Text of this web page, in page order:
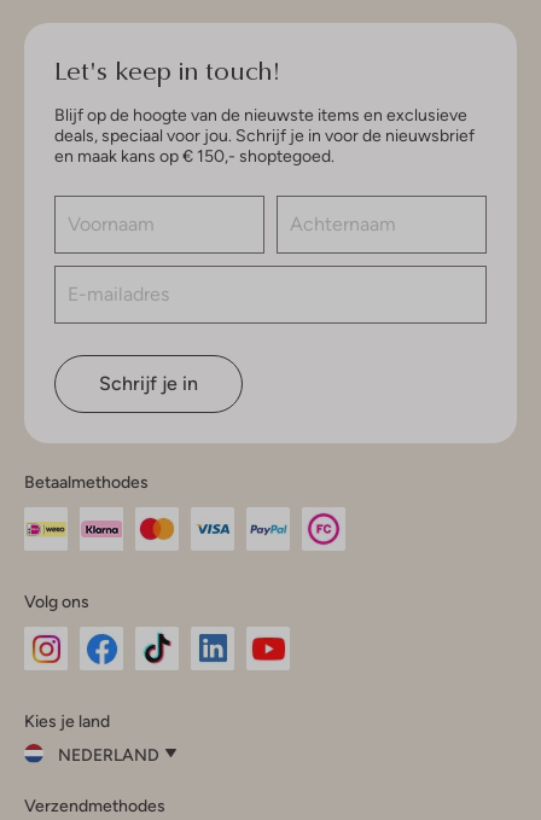
Let's keep in touch!
Blijf op de hoogte van de nieuwste items en exclusieve
deals, speciaal voor jou. Schrijf je in voor de nieuwsbrief
en maak kans op € 150,- shoptegoed.
Schrijf je in
Betaalmethodes
Volg ons
InstagramFacebook
Kies je land
NEDERLAND
je
Verzendmethodes